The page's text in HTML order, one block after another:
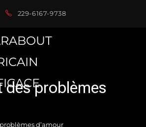
229-6167-9738
des problèmes
d’amour